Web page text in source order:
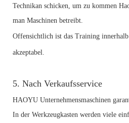
Technikan schicken, um zu kommen
man Maschinen betreibt.
Offensichtlich ist das Training
akzeptabel.
5. Nach Verkaufsservice
HAOYU Unternehmensmaschinen
In der Werkzeugkasten werden viele